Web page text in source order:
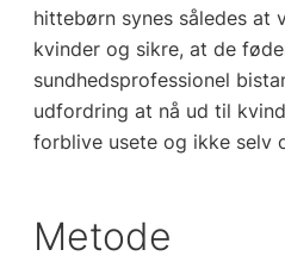
hittebørn synes således at
kvinder og sikre, at de
sundhedsprofessionel
udfordring at nå ud til
forblive usete og ikke selv
Metode